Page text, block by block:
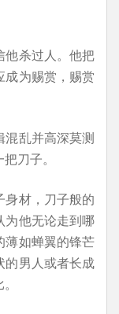
他杀过人。他把
成为赐赏，赐赏
混乱并高深莫测
刀子。
身材，刀子般的
为他无论走到哪
薄如蝉翼的锋芒
的男人或者长成